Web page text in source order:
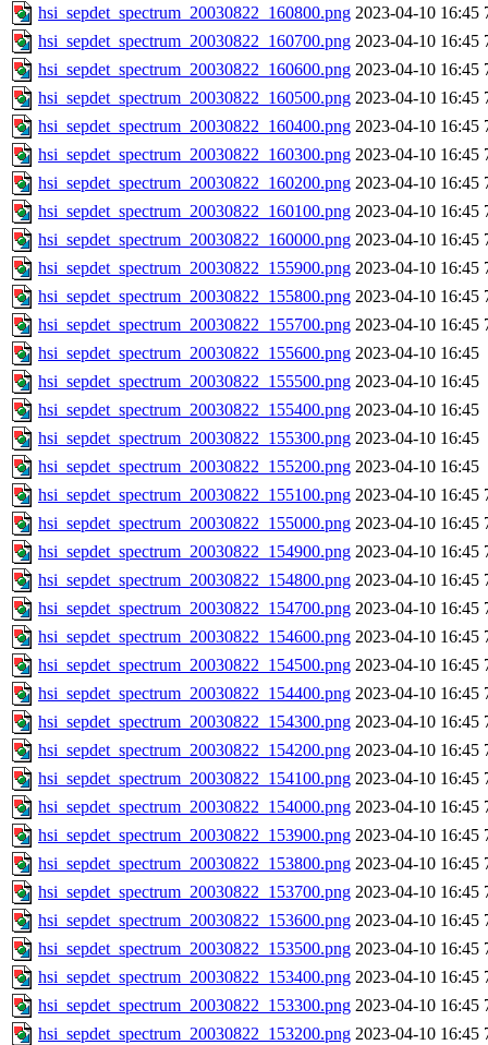
hsi_sepdet_spectrum_20030822_160800.png 2023-04-10 16:45
hsi_sepdet_spectrum_20030822_160700.png 2023-04-10 16:45
hsi_sepdet_spectrum_20030822_160600.png 2023-04-10 16:45
hsi_sepdet_spectrum_20030822_160500.png 2023-04-10 16:45
hsi_sepdet_spectrum_20030822_160400.png 2023-04-10 16:45
hsi_sepdet_spectrum_20030822_160300.png 2023-04-10 16:45
hsi_sepdet_spectrum_20030822_160200.png 2023-04-10 16:45
hsi_sepdet_spectrum_20030822_160100.png 2023-04-10 16:45
hsi_sepdet_spectrum_20030822_160000.png 2023-04-10 16:45
hsi_sepdet_spectrum_20030822_155900.png 2023-04-10 16:45
hsi_sepdet_spectrum_20030822_155800.png 2023-04-10 16:45
hsi_sepdet_spectrum_20030822_155700.png 2023-04-10 16:45
hsi_sepdet_spectrum_20030822_155600.png 2023-04-10 16:45
hsi_sepdet_spectrum_20030822_155500.png 2023-04-10 16:45
hsi_sepdet_spectrum_20030822_155400.png 2023-04-10 16:45
hsi_sepdet_spectrum_20030822_155300.png 2023-04-10 16:45
hsi_sepdet_spectrum_20030822_155200.png 2023-04-10 16:45
hsi_sepdet_spectrum_20030822_155100.png 2023-04-10 16:45
hsi_sepdet_spectrum_20030822_155000.png 2023-04-10 16:45
hsi_sepdet_spectrum_20030822_154900.png 2023-04-10 16:45
hsi_sepdet_spectrum_20030822_154800.png 2023-04-10 16:45
hsi_sepdet_spectrum_20030822_154700.png 2023-04-10 16:45
hsi_sepdet_spectrum_20030822_154600.png 2023-04-10 16:45
hsi_sepdet_spectrum_20030822_154500.png 2023-04-10 16:45
hsi_sepdet_spectrum_20030822_154400.png 2023-04-10 16:45
hsi_sepdet_spectrum_20030822_154300.png 2023-04-10 16:45
hsi_sepdet_spectrum_20030822_154200.png 2023-04-10 16:45
hsi_sepdet_spectrum_20030822_154100.png 2023-04-10 16:45
hsi_sepdet_spectrum_20030822_154000.png 2023-04-10 16:45
hsi_sepdet_spectrum_20030822_153900.png 2023-04-10 16:45
hsi_sepdet_spectrum_20030822_153800.png 2023-04-10 16:45
hsi_sepdet_spectrum_20030822_153700.png 2023-04-10 16:45
hsi_sepdet_spectrum_20030822_153600.png 2023-04-10 16:45
hsi_sepdet_spectrum_20030822_153500.png 2023-04-10 16:45
hsi_sepdet_spectrum_20030822_153400.png 2023-04-10 16:45
hsi_sepdet_spectrum_20030822_153300.png 2023-04-10 16:45
hsi_sepdet_spectrum_20030822_153200.png 2023-04-10 16:45